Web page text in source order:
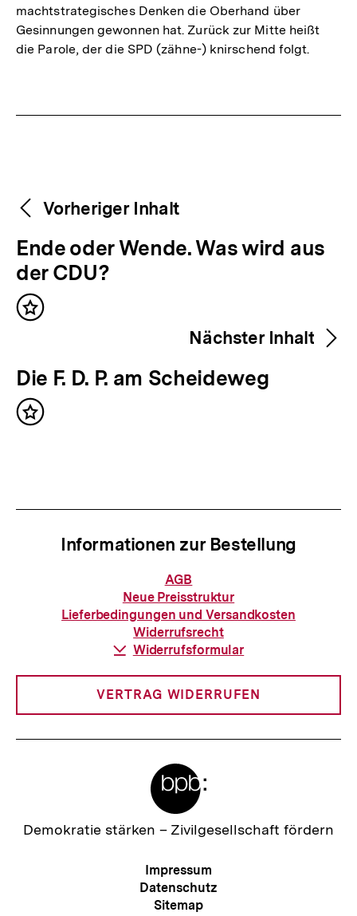
machtstrategisches Denken die Oberhand über
Gesinnungen gewonnen hat. Zurück zur Mitte heißt
die Parole, der die SPD (zähne-) knirschend folgt.
Weitere
Inhalte
Content-
Navigation
Vorheriger Inhalt
V
o
r
h
r
i
g
Ende oder Wende. Was wird aus
der CDU?
Inhalt
Nächster Inhalt
N
ä
c
l
Die F. D. P. am Scheideweg
Inhalt
Informationen zur Bestellung
Informationen
zur
Bestellung
AGB
Neue Preisstruktur
Lieferbedingungen und Versandkosten
Widerrufsrecht
Download-
Widerrufsformular
VERTRAG WIDERRUFEN
Zur
Demokratie stärken – Zivilgesellschaft fördern
Meta-
Navigation
Impressum
Datenschutz
Sitemap